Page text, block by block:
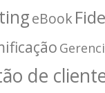
eBook
de